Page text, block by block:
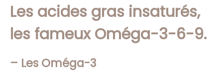
Les acides gras insaturés,
les fameux Oméga-3-6-9.
– Les Oméga-3